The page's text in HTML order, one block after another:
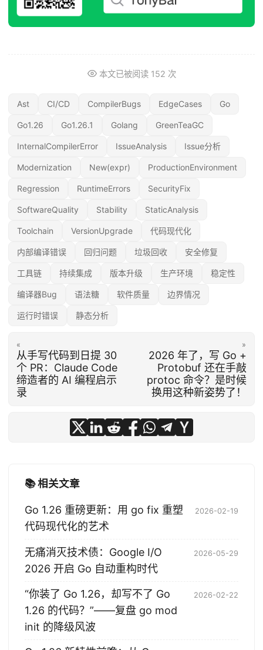
本文已被阅读 152 次
Ast CI/CD CompilerBugs EdgeCases Go
Go1.26 Go1.26.1 Golang GreenTeaGC
InternalCompilerError IssueAnalysis Issue分析
Modernization New(expr) ProductionEnvironment
Regression RuntimeErrors SecurityFix
SoftwareQuality Stability StaticAnalysis
Toolchain VersionUpgrade 代码现代化
内部编译错误 回归问题 垃圾回收 安全修复
工具链 持续集成 版本升级 生产环境 稳定性
编译器Bug 语法糖 软件质量 边界情况
运行时错误 静态分析
«
从手写代码到日提 30
个 PR：Claude Code
缔造者的 AI 编程启示
录
»
2026 年了，写 Go +
Protobuf 还在手敲
protoc 命令？是时候
换用这种新姿势了！
📚 相关文章
Go 1.26 重磅更新：用 go fix 重塑
代码现代化的艺术
2026-02-19
无痛消灭技术债：Google I/O
2026 开启 Go 自动重构时代
2026-05-29
“你装了 Go 1.26，却写不了 Go
1.26 的代码？”——复盘 go mod
init 的降级风波
2026-02-22